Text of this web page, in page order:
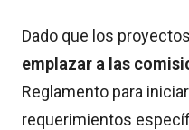
Dado que los
emplazar a las
Reglamento para
requerimientos